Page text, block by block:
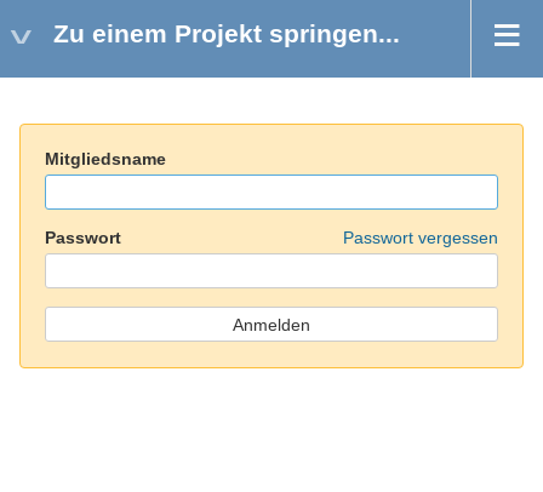
Zu einem Projekt springen...
Mitgliedsname
Passwort Passwort vergessen